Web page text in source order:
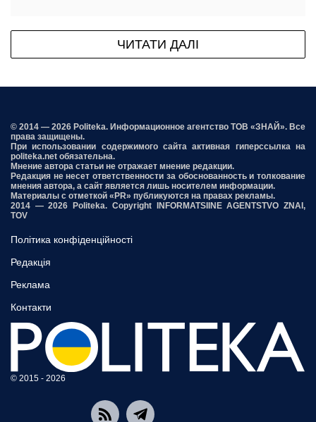
ЧИТАТИ ДАЛІ
© 2014 — 2026 Politeka. Информационное агентство ТОВ «ЗНАЙ». Все
права защищены.
При использовании содержимого сайта активная гиперссылка на
politeka.net обязательна.
Мнение автора статьи не отражает мнение редакции.
Редакция не несет ответственности за обоснованность и толкование
мнения автора, а сайт является лишь носителем информации.
Материалы с отметкой «PR» публикуются на правах рекламы.
2014 — 2026 Politeka. Copyright INFORMATSIINE AGENTSTVO ZNAI,
TOV
Політика конфіденційності
Редакція
Реклама
Контакти
© 2015 - 2026